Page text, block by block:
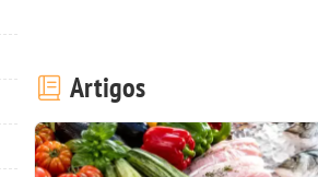
Artigos